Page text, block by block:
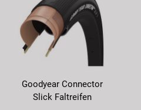
Goodyear Connector
Slick Faltreifen